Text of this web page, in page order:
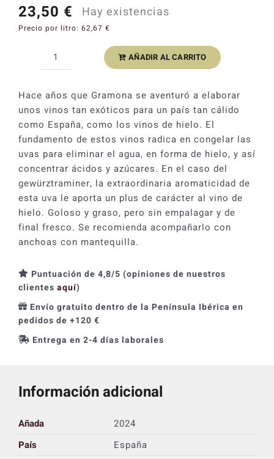
23,50 € Hay existencias
Precio por litro: 62,67 €
Vi
Glass
Gewürztraminer
2024
cantidad
AÑADIR AL CARRITO
Hace años que Gramona se aventuró a elaborar
unos vinos tan exóticos para un país tan cálido
como España, como los vinos de hielo. El
fundamento de estos vinos radica en congelar las
uvas para eliminar el agua, en forma de hielo, y así
concentrar ácidos y azúcares. En el caso del
gewürztraminer, la extraordinaria aromaticidad de
esta uva le aporta un plus de carácter al vino de
hielo. Goloso y graso, pero sin empalagar y de
final fresco. Se recomienda acompañarlo con
anchoas con mantequilla.
Puntuación de 4,8/5 (opiniones de nuestros
clientes aquí)
Envío gratuito dentro de la Península Ibérica en
pedidos de +120 €
Entrega en 2-4 días laborales
Información adicional
Añada
2024
País
España